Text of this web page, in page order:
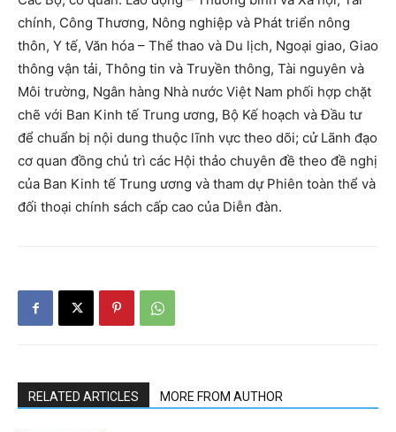
chính, Công Thương, Nông nghiệp và Phát triển nông
thôn, Y tế, Văn hóa – Thể thao và Du lịch, Ngoại giao, Giao
thông vận tải, Thông tin và Truyền thông, Tài nguyên và
Môi trường, Ngân hàng Nhà nước Việt Nam phối hợp chặt
chẽ với Ban Kinh tế Trung ương, Bộ Kế hoạch và Đầu tư
để chuẩn bị nội dung thuộc lĩnh vực theo dõi; cử Lãnh đạo
cơ quan đồng chủ trì các Hội thảo chuyên đề theo đề nghị
của Ban Kinh tế Trung ương và tham dự Phiên toàn thể và
đối thoại chính sách cấp cao của Diễn đàn.
RELATED ARTICLES MORE FROM AUTHOR